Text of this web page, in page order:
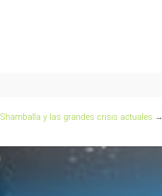
Shamballa y las grandes crisis actuales →